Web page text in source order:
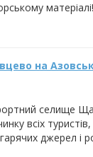
матеріалі!
на
селище
всіх
джерел і